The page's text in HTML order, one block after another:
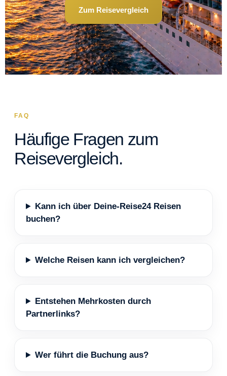
Zum Reisevergleich
FAQ
Häufige Fragen zum
Reisevergleich.
Kann ich über Deine-Reise24 Reisen
buchen?
Welche Reisen kann ich vergleichen?
Entstehen Mehrkosten durch
Partnerlinks?
Wer führt die Buchung aus?